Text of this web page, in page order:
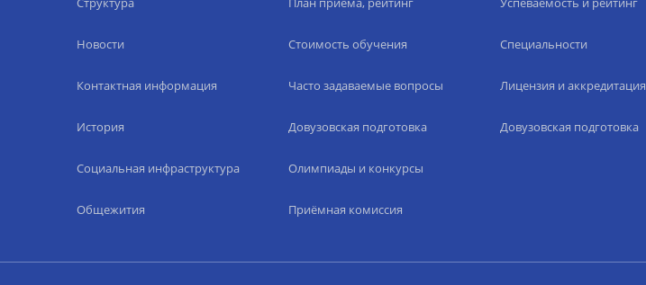
Новости
Контактная информация
История
Социальная инфраструктура
Общежития
Стоимость обучения
Часто задаваемые вопросы
Довузовская подготовка
Олимпиады и конкурсы
Приёмная комиссия
Специальности
Лицензия и аккредитация
Довузовская подготовка